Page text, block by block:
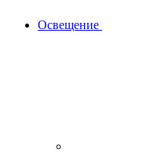
Освещение